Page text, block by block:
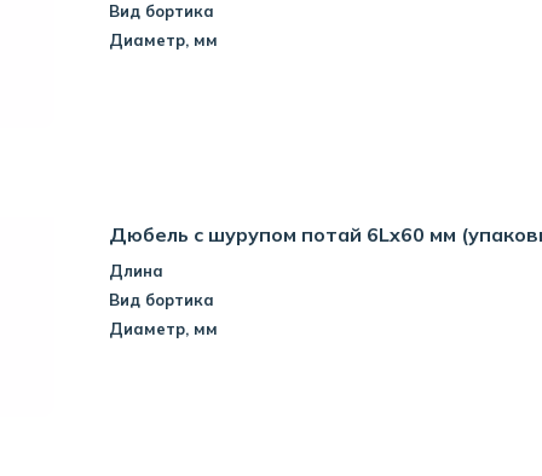
Вид бортика
Диаметр, мм
Дюбель с шурупом потай 6Lx60 мм
Длина
Вид бортика
Диаметр, мм